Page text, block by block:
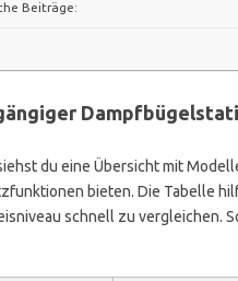
Beiträge:
du eine Übersicht mit
bieten. Die Tabelle
schnell zu vergleichen.